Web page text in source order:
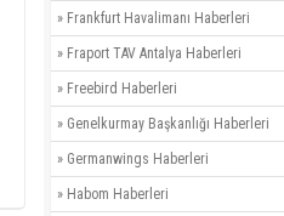
» Frankfurt Havalimanı Haberleri
» Fraport TAV Antalya Haberleri
» Freebird Haberleri
» Genelkurmay Başkanlığı Haberleri
» Germanwings Haberleri
» Habom Haberleri